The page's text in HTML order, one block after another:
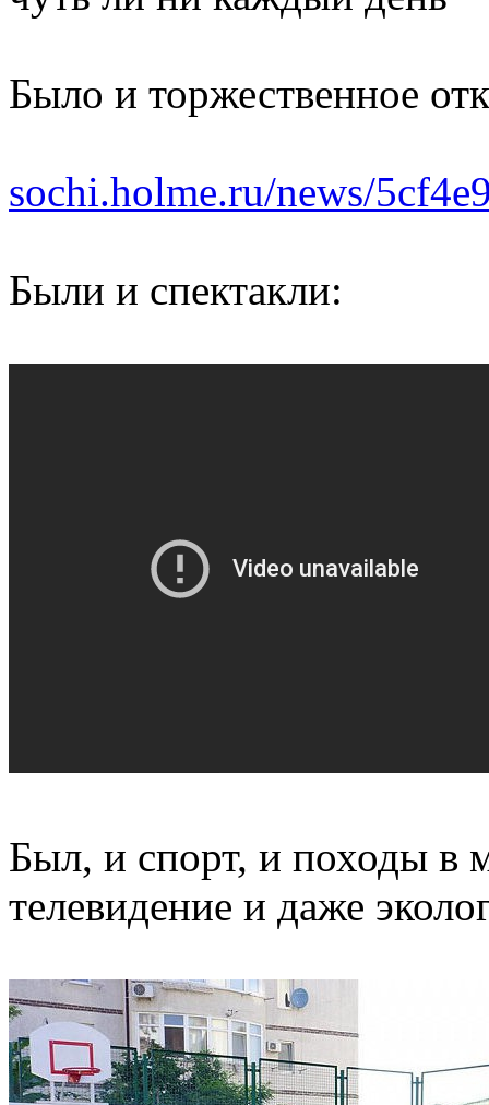
Было и торжественное
sochi.holme.ru/news/
Были и спектакли:
Был, и спорт, и походы в
телевидение и даже